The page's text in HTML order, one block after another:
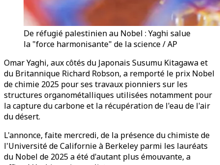
De réfugié palestinien au Nobel : Yaghi salue
la "force harmonisante" de la science / AP
Omar Yaghi, aux côtés du Japonais Susumu Kitagawa et
du Britannique Richard Robson, a remporté le prix Nobel
de chimie 2025 pour ses travaux pionniers sur les
structures organométalliques utilisées notamment pour
la capture du carbone et la récupération de l'eau de l'air
du désert.
L'annonce, faite mercredi, de la présence du chimiste de
l'Université de Californie à Berkeley parmi les lauréats
du Nobel de 2025 a été d'autant plus émouvante, a